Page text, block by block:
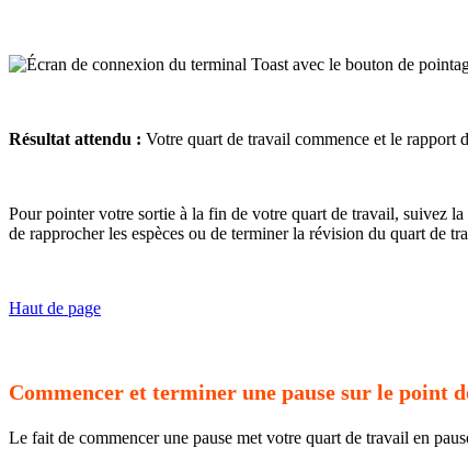
Résultat attendu : Votre quart de travail commence et le rapport
Pour pointer votre sortie à la fin de votre quart de travail, suivez la
de rapprocher les espèces ou de terminer la révision du quart de
Haut de page
Commencer et terminer une pause sur le point
Le fait de commencer une pause met votre quart de travail en